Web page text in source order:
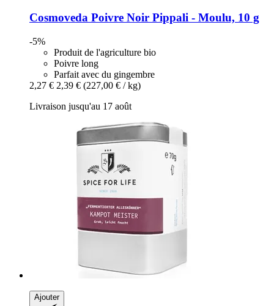
Cosmoveda Poivre Noir Pippali -​ Moulu, 10 g
-5%
Produit de l'agriculture bio
Poivre long
Parfait avec du gingembre
2,27 € 2,39 € (227,00 € / kg)
Livraison jusqu'au 17 août
Ajouter